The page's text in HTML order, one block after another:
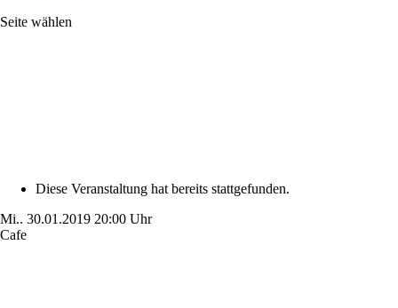
Seite wählen
Diese Veranstaltung hat bereits stattgefunden.
Mi.. 30.01.2019 20:00 Uhr
Cafe